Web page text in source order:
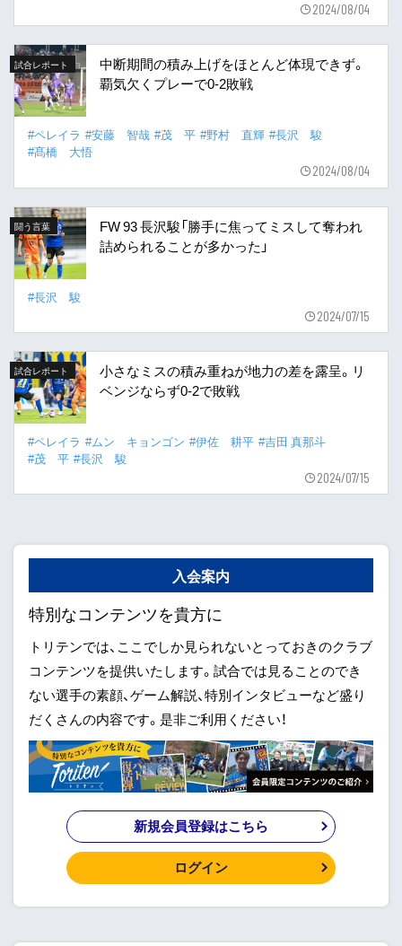
2024/08/04
試合レポート
中断期間の積み上げをほとんど体現できず。
覇気欠くプレーで0-2敗戦
#ペレイラ #安藤 智哉 #茂 平 #野村 直輝 #長沢 駿
#髙橋 大悟
2024/08/04
闘う言葉
FW 93 長沢駿「勝手に焦ってミスして奪われ
詰められることが多かった」
#長沢 駿
2024/07/15
試合レポート
小さなミスの積み重ねが地力の差を露呈。リ
ベンジならず0-2で敗戦
#ペレイラ #ムン キョンゴン #伊佐 耕平 #吉田 真那斗
#茂 平 #長沢 駿
2024/07/15
入会案内
特別なコンテンツを貴方に
トリテンでは、ここでしか見られないとっておきのクラブ
コンテンツを提供いたします。試合では見ることのでき
ない選手の素顔、ゲーム解説、特別インタビューなど盛り
だくさんの内容です。是非ご利用ください！
新規会員登録はこちら
ログイン